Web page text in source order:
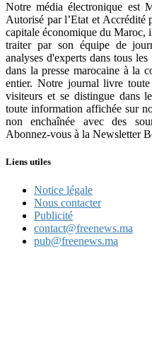
Notre média électronique est
Autorisé par l’Etat et Accrédité
capitale économique du Maroc,
traiter par son équipe de
analyses d'experts dans tous
dans la presse marocaine à la
entier. Notre journal livre
visiteurs et se distingue dans
toute information affichée sur
non enchaînée avec des
Abonnez-vous à la Newsletter
Liens utiles
Notice légale
Nous contacter
Publicité
contact@freenews.ma
pub@freenews.ma